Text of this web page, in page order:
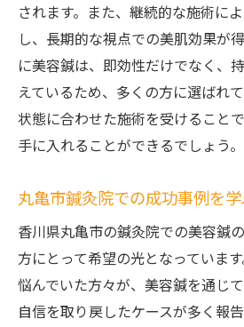
されます。また、継続的な施術に
し、長期的な視点での美肌効果が
に美容鍼は、即効性だけでなく、
えているため、多くの方に選ばれ
状態に合わせた施術を受けること
手に入れることができるでしょう。
丸亀市鍼灸院での成功事例を
香川県丸亀市の鍼灸院での美容鍼
方にとって希望の光となっていま
悩んでいた方々が、美容鍼を通じ
自信を取り戻したケースが多く報